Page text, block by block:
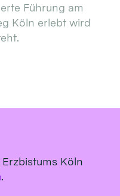
Führung am
Köln erlebt wird
Köln
.